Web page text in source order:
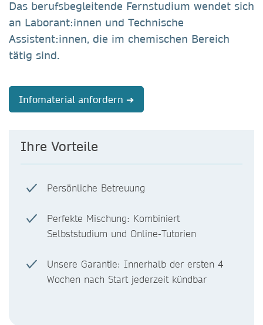
Das berufsbegleitende Fernstudium wendet sich
an Laborant:innen und Technische
Assistent:innen, die im chemischen Bereich
tätig sind.
Infomaterial anfordern ➔
Ihre Vorteile
Persönliche Betreuung
Perfekte Mischung: Kombiniert
Selbststudium und Online-Tutorien
Unsere Garantie: Innerhalb der ersten 4
Wochen nach Start jederzeit kündbar